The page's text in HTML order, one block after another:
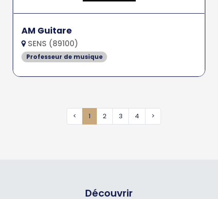
AM Guitare
SENS (89100)
Professeur de musique
< 1 2 3 4 >
Découvrir